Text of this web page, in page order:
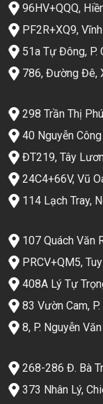
96HV+QQQ,
PF2R+XQ9,
51a Tự Đông, P.
786, Đường Đê,
298 Trần Thị
40 Nguyễn
ĐT219, Tây
24C4+66V, Vũ
114 Lạch Tray,
107 Quách Văn
PRCV+QM5,
408A Lý Tự
83 Vườn Cam,
8, P. Nguyễn
268-286 Đ. Bà
373 Nhân Lý,